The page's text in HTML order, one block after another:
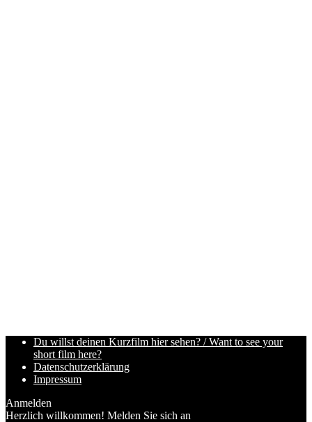
Du willst deinen Kurzfilm hier sehen? / Want to see your
short film here?
Datenschutzerklärung
Impressum
Anmelden
Herzlich willkommen! Melden Sie sich an